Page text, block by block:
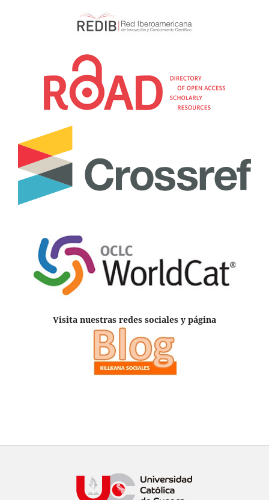
Visita nuestras redes sociales y página